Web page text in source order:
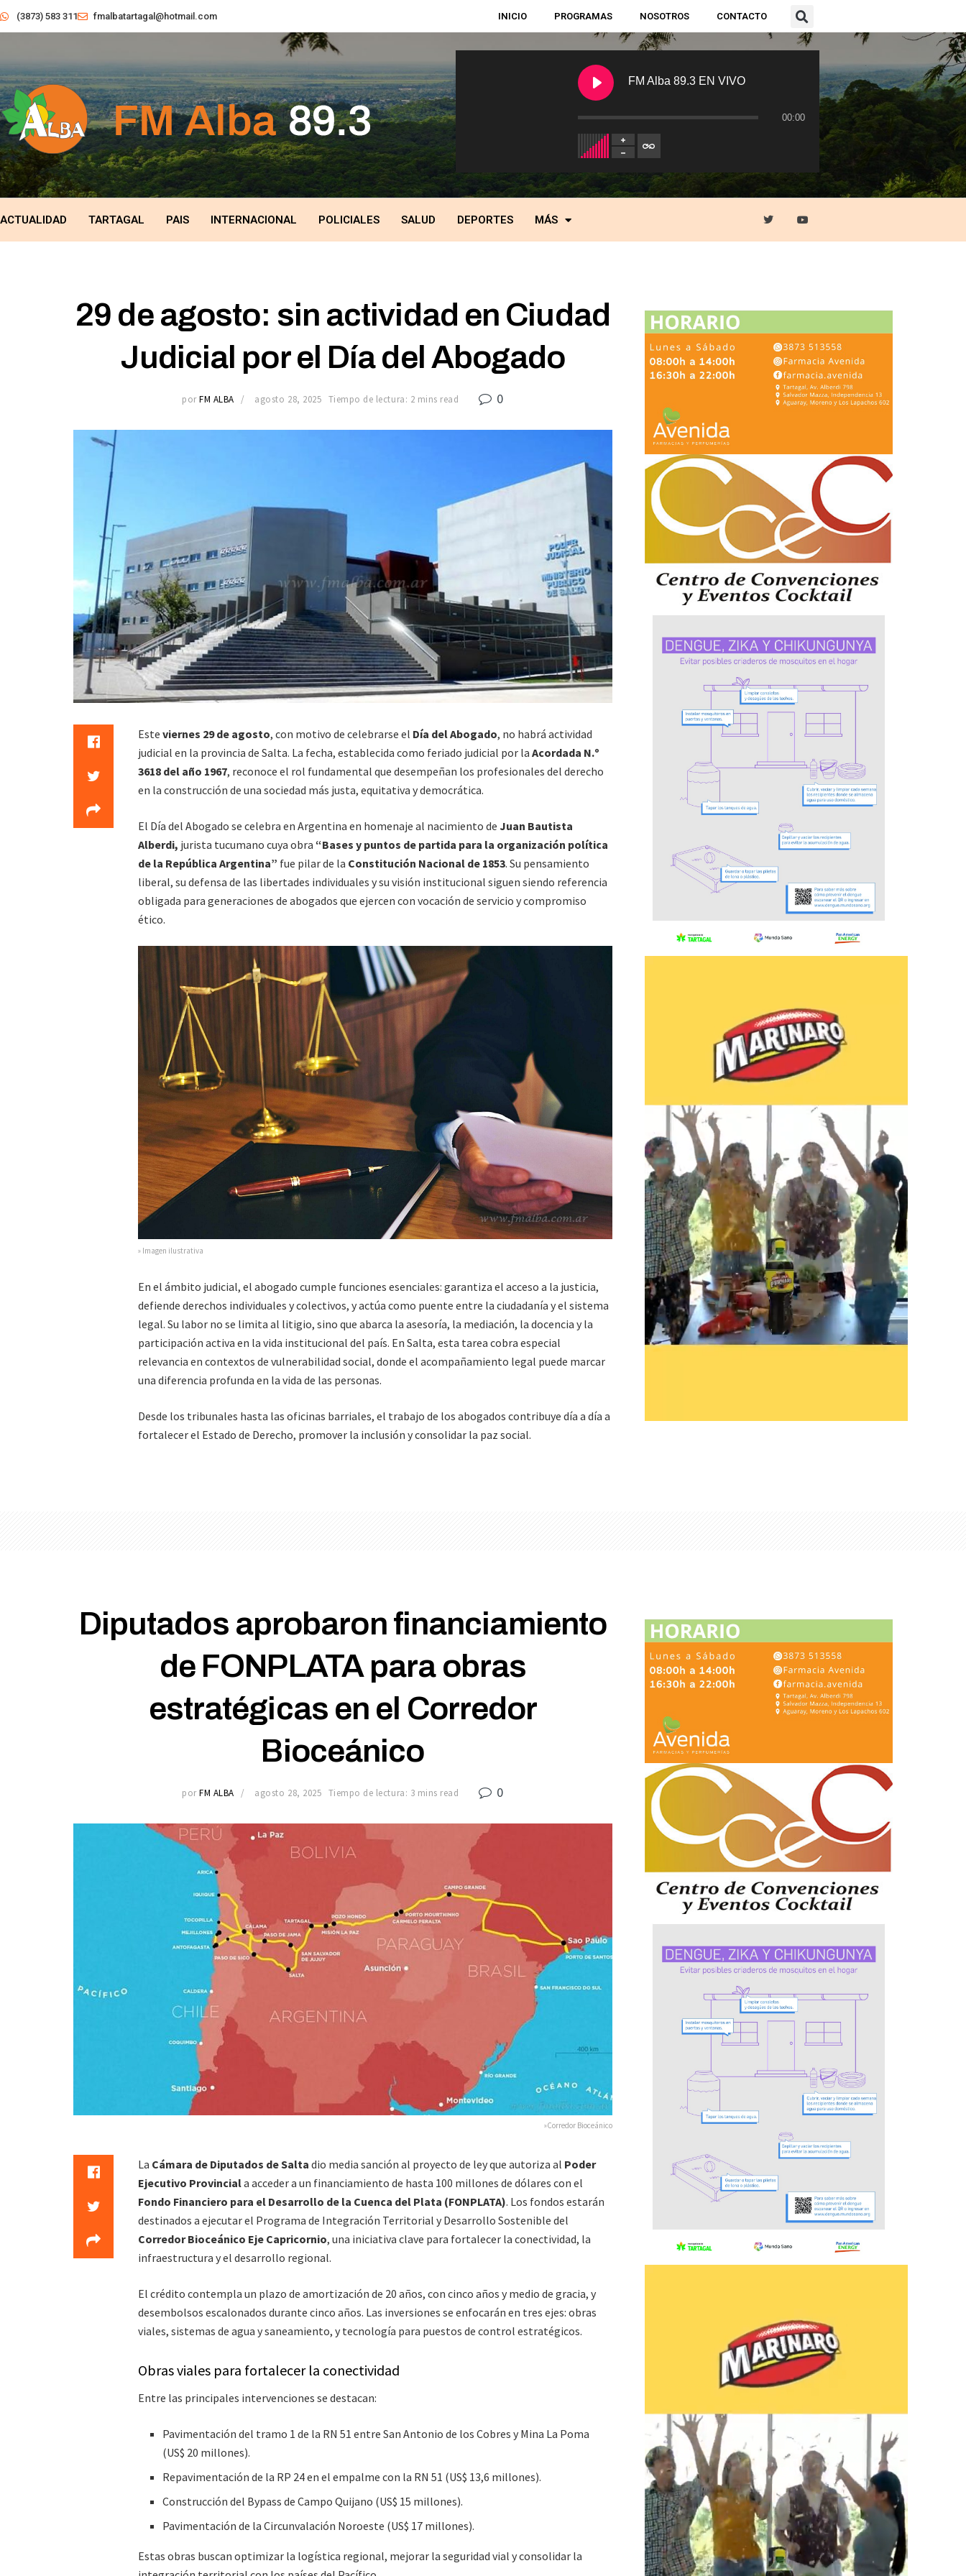
(3873) 583 311 fmalbatartagal@hotmail.com INICIO PROGRAMAS NOSOTROS CONTACTO
FM Alba 89.3 EN VIVO
00:00
ACTUALIDAD TARTAGAL PAIS INTERNACIONAL POLICIALES SALUD DEPORTES MÁS
29 de agosto: sin actividad en Ciudad
Judicial por el Día del Abogado
por FM ALBA agosto 28, 2025 Tiempo de lectura: 2 mins read 0
Este viernes 29 de agosto, con motivo de celebrarse el Día del Abogado, no habrá actividad
judicial en la provincia de Salta. La fecha, establecida como feriado judicial por la Acordada N.º
3618 del año 1967, reconoce el rol fundamental que desempeñan los profesionales del derecho
en la construcción de una sociedad más justa, equitativa y democrática.
El Día del Abogado se celebra en Argentina en homenaje al nacimiento de Juan Bautista
Alberdi, jurista tucumano cuya obra “Bases y puntos de partida para la organización política
de la República Argentina” fue pilar de la Constitución Nacional de 1853. Su pensamiento
liberal, su defensa de las libertades individuales y su visión institucional siguen siendo referencia
obligada para generaciones de abogados que ejercen con vocación de servicio y compromiso
ético.
» Imagen ilustrativa
En el ámbito judicial, el abogado cumple funciones esenciales: garantiza el acceso a la justicia,
defiende derechos individuales y colectivos, y actúa como puente entre la ciudadanía y el sistema
legal. Su labor no se limita al litigio, sino que abarca la asesoría, la mediación, la docencia y la
participación activa en la vida institucional del país. En Salta, esta tarea cobra especial
relevancia en contextos de vulnerabilidad social, donde el acompañamiento legal puede marcar
una diferencia profunda en la vida de las personas.
Desde los tribunales hasta las oficinas barriales, el trabajo de los abogados contribuye día a día a
fortalecer el Estado de Derecho, promover la inclusión y consolidar la paz social.
Diputados aprobaron financiamiento
de FONPLATA para obras
estratégicas en el Corredor
Bioceánico
por FM ALBA agosto 28, 2025 Tiempo de lectura: 3 mins read 0
»Corredor Bioceánico
La Cámara de Diputados de Salta dio media sanción al proyecto de ley que autoriza al Poder
Ejecutivo Provinciala acceder a un financiamiento de hasta 100 millones de dólares con el
Fondo Financiero para el Desarrollo de la Cuenca del Plata (FONPLATA). Los fondos estarán
destinados a ejecutar el Programa de Integración Territorial y Desarrollo Sostenible del
Corredor Bioceánico Eje Capricornio, una iniciativa clave para fortalecer la conectividad, la
infraestructura y el desarrollo regional.
El crédito contempla un plazo de amortización de 20 años, con cinco años y medio de gracia, y
desembolsos escalonados durante cinco años. Las inversiones se enfocarán en tres ejes: obras
viales, sistemas de agua y saneamiento, y tecnología para puestos de control estratégicos.
Obras viales para fortalecer la conectividad
Entre las principales intervenciones se destacan:
Pavimentación del tramo 1 de la RN 51 entre San Antonio de los Cobres y Mina La Poma
(US$ 20 millones).
Repavimentación de la RP 24 en el empalme con la RN 51 (US$ 13,6 millones).
Construcción del Bypass de Campo Quijano (US$ 15 millones).
Pavimentación de la Circunvalación Noroeste (US$ 17 millones).
Estas obras buscan optimizar la logística regional, mejorar la seguridad vial y consolidar la